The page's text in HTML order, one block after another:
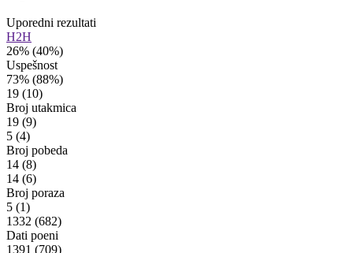
Uporedni rezultati
H2H
26% (40%)
Uspešnost
73% (88%)
19 (10)
Broj utakmica
19 (9)
5 (4)
Broj pobeda
14 (8)
14 (6)
Broj poraza
5 (1)
1332 (682)
Dati poeni
1391 (709)